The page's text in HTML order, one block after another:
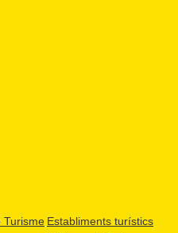
Turisme Establiments turístics